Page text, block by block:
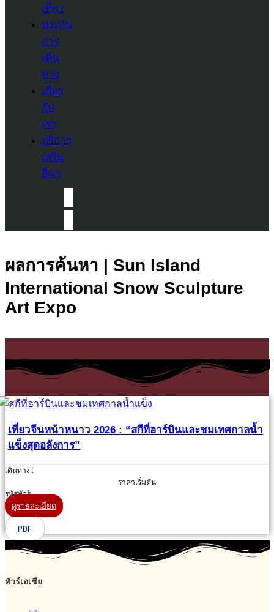
เที่ยว
ประกัน
การ
เดิน
ทาง
เกี่ยว
กับ
เรา
บริการ
เสริม
อื่นๆ
ผลการค้นหา | Sun Island
International Snow Sculpture
Art Expo
เที่ยวจีนหน้าหนาว 2026 : “สกีที่ฮาร์บินและชมเทศกาลน้ำ
แข็งสุดอลังการ”
เดินทาง :
ราคาเริ่มต้น
รหัสทัวร์
ดูรายละเอียด
PDF
ทัวร์เอเชีย